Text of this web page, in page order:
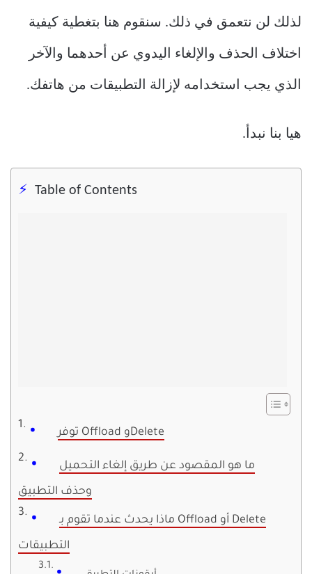
لذلك لن نتعمق في ذلك. سنقوم هنا بتغطية كيفية
اختلاف الحذف والإلغاء اليدوي عن أحدهما والآخر
الذي يجب استخدامه لإزالة التطبيقات من هاتفك.
هيا بنا نبدأ.
Table of Contents
توفر Offload وDelete
ما هو المقصود عن طريق إلغاء التحميل
وحذف التطبيق
ماذا يحدث عندما تقوم بـ Offload أو Delete
التطبيقات